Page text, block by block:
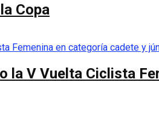
Copa
la V Vuelta Ciclista